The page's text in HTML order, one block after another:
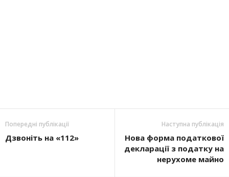
Попередні публікації
Дзвоніть на «112»
Наступна публікація
Нова форма податкової
декларації з податку на
нерухоме майно